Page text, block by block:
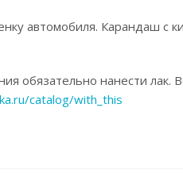
автомобиля. Карандаш с
обязательно нанести лак.
catalog/with_this